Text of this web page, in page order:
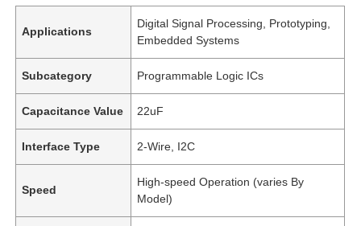
Applications
Digital Signal Processing, Prototyping,
Embedded Systems
Subcategory Programmable Logic ICs
Capacitance Value 22uF
Interface Type 2-Wire, I2C
Speed
High-speed Operation (varies By
Model)